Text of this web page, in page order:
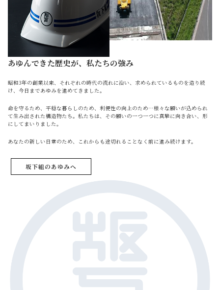
あゆんできた歴史が、私たちの強み
昭和3年の創業以来、それぞれの時代の流れに沿い、求められているものを造り続
け、今日まであゆみを進めてきました。
命を守るため、平穏な暮らしのため、利便性の向上のため…様々な願いが込められ
て生み出された構造物たち。私たちは、その願いの一つ一つに真摯に向き合い、形
にしてまいりました。
あなたの新しい日常のため、これからも途切れることなく前に進み続けます。
坂下組のあゆみへ